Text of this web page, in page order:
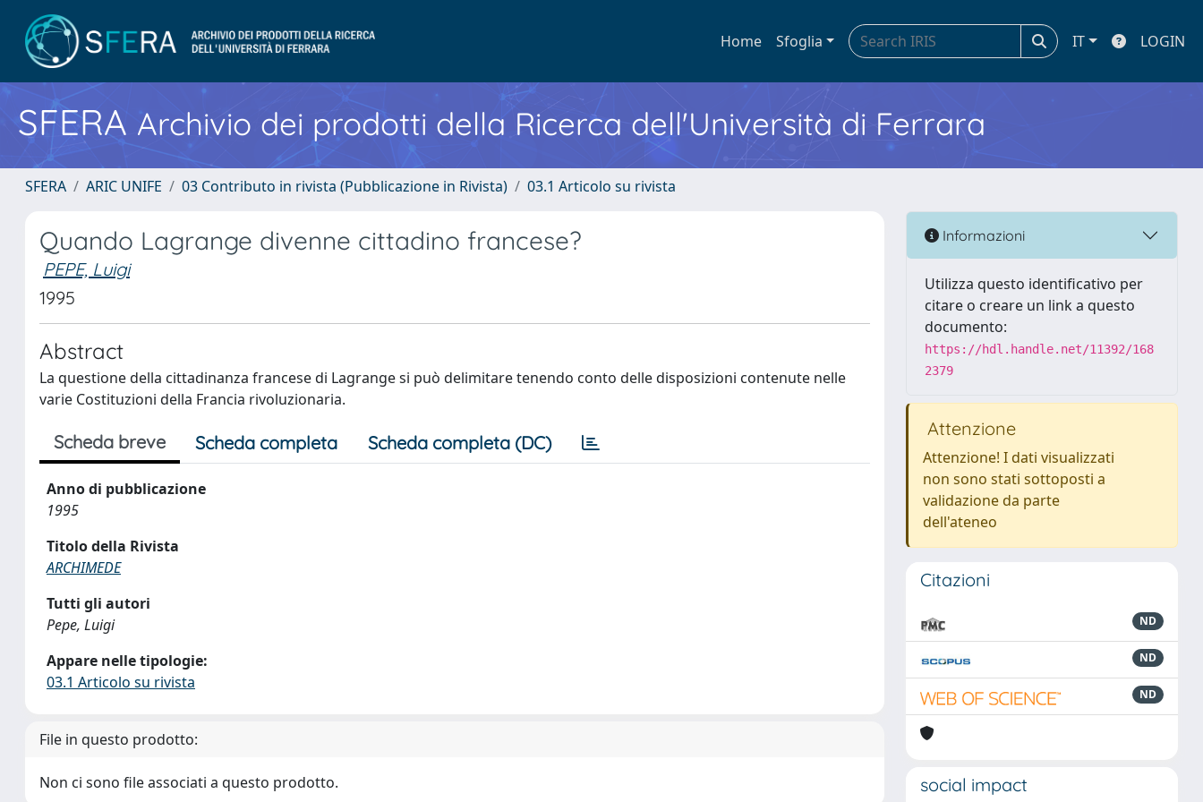
Home Sfoglia IT LOGIN
SFERA Archivio dei prodotti della Ricerca dell'Università di Ferrara
SFERA ARIC UNIFE 03 Contributo in rivista (Pubblicazione in Rivista) 03.1 Articolo su rivista
Quando Lagrange divenne cittadino francese?
PEPE, Luigi
1995
Abstract
La questione della cittadinanza francese di Lagrange si può delimitare tenendo conto delle disposizioni contenute nelle
varie Costituzioni della Francia rivoluzionaria.
Scheda breve Scheda completa Scheda completa (DC)
Anno di pubblicazione
1995
Titolo della Rivista
ARCHIMEDE
Tutti gli autori
Pepe, Luigi
Appare nelle tipologie:
03.1 Articolo su rivista
File in questo prodotto:
Non ci sono file associati a questo prodotto.
Informazioni
Utilizza questo identificativo per
citare o creare un link a questo
documento:
https://hdl.handle.net/11392/168
2379
Attenzione
Attenzione! I dati visualizzati
non sono stati sottoposti a
validazione da parte
dell'ateneo
Citazioni
ND
ND
ND
social impact